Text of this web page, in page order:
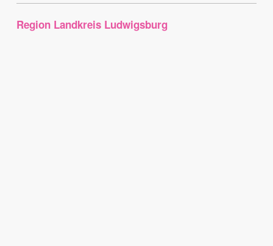
Region Landkreis Ludwigsburg